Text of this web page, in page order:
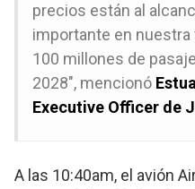
precios están al
importante en nuestra
100 millones de
2028″, mencionó
Executive Officer de
A las 10:40am, el avión